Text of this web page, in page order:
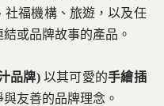
社福機構、旅遊，以及任
或品牌故事的產品。
品牌)以其可愛的手繪插
友善的品牌理念。